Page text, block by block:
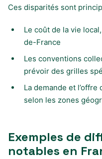
Ces disparités sont
Le coût de la vie
de-France
Les conventions
prévoir des grilles
La demande et l’offre
selon les zones
Exemples de
notables en